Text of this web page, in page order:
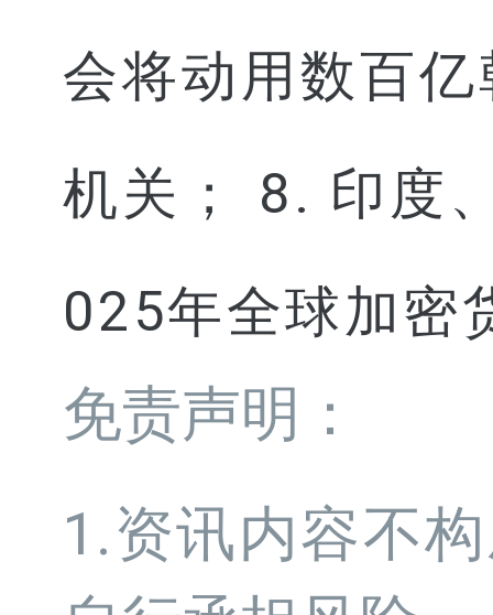
会将动用数百
机关； 8. 印度
025年全球加密
免责声明：
1.资讯内容不